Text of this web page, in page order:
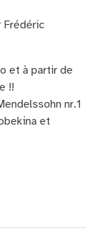
Frédéric
et à partir de
!!
nr.1
et